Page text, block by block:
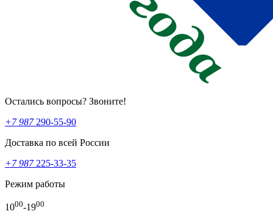
Остались вопросы? Звоните!
+7 987290-55-90
Доставка по всей России
+7 987225-33-35
Режим работы
1000-1900